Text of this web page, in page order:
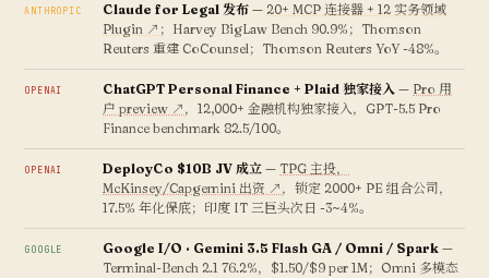
ANTHROPIC Claude for Legal 发布 — 20+ MCP 连接器 + 12 实务领域
Plugin ↗ ；Harvey BigLaw Bench 90.9%；Thomson
Reuters 重建 CoCounsel；Thomson Reuters YoY -48%。
OPENAI ChatGPT Personal Finance + Plaid 独家接入 — Pro 用
户 preview ↗ ，12,000+ 金融机构独家接入，GPT-5.5 Pro
Finance benchmark 82.5/100。
OPENAI DeployCo $10B JV 成立 — TPG 主投，
McKinsey/Capgemini 出资 ↗ ，锁定 2000+ PE 组合公司，
17.5% 年化保底；印度 IT 三巨头次日 -3~4%。
GOOGLE Google I/O · Gemini 3.5 Flash GA / Omni / Spark —
Terminal-Bench 2.1 76.2%，$1.50/$9 per 1M；Omni 多模态